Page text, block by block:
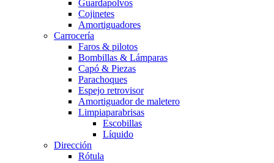
Guardapolvos
Cojinetes
Amortiguadores
Carrocería
Faros & pilotos
Bombillas & Lámparas
Capó & Piezas
Parachoques
Espejo retrovisor
Amortiguador de maletero
Limpiaparabrisas
Escobillas
Líquido
Dirección
Rótula